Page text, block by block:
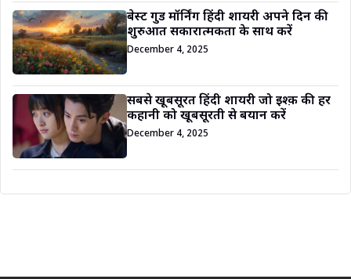
बेस्ट गुड मॉर्निंग हिंदी शायरी अपने दिन की
शुरुआत सकारात्मकता के साथ करें
December 4, 2025
सबसे खूबसूरत हिंदी शायरी जो इश्क़ की हर
कहानी को खूबसूरती से बयान करें
December 4, 2025